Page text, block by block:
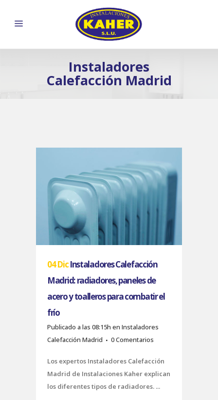
Instaladores
Calefacción Madrid
04 Dic Instaladores Calefacción
Madrid: radiadores, paneles de
acero y toalleros para combatir el
frío
Publicado a las 08:15h en Instaladores
Calefacción Madrid
0 Comentarios
Los expertos Instaladores Calefacción
Madrid de Instalaciones Kaher explican
los diferentes tipos de radiadores. ...